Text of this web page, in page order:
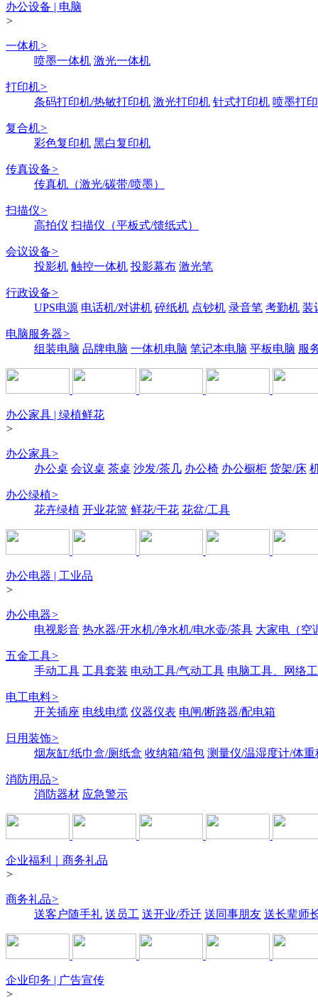
办公设备 | 电脑
>
一体机>
喷墨一体机 激光一体机
打印机>
条码打印机/热敏打印机 激光打印机 针式打印机 喷墨打
复合机>
彩色复印机 黑白复印机
传真设备>
传真机（激光/碳带/喷墨）
扫描仪>
高拍仪 扫描仪（平板式/馈纸式）
会议设备>
投影机 触控一体机 投影幕布 激光笔
行政设备>
UPS电源 电话机/对讲机 碎纸机 点钞机 录音笔 考勤机 装
电脑服务器>
组装电脑 品牌电脑 一体机电脑 笔记本电脑 平板电脑 服
办公家具 | 绿植鲜花
>
办公家具>
办公桌 会议桌 茶桌 沙发/茶几 办公椅 办公橱柜 货架/床
办公绿植>
花卉绿植 开业花篮 鲜花/干花 花盆/工具
办公电器 | 工业品
>
办公电器>
电视影音 热水器/开水机/净水机/电水壶/茶具 大家电（空
五金工具>
手动工具 工具套装 电动工具/气动工具 电脑工具、网络
电工电料>
开关插座 电线电缆 仪器仪表 电闸/断路器/配电箱
日用装饰>
烟灰缸/纸巾盒/厕纸盒 收纳箱/箱包 测量仪/温湿度计/体重
消防用品>
消防器材 应急警示
企业福利｜商务礼品
>
商务礼品>
送客户随手礼 送员工 送开业/乔迁 送同事朋友 送长辈师
企业印务 | 广告宣传
>